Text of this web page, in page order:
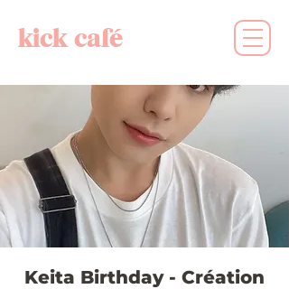
kick café
Keita Birthday - Création